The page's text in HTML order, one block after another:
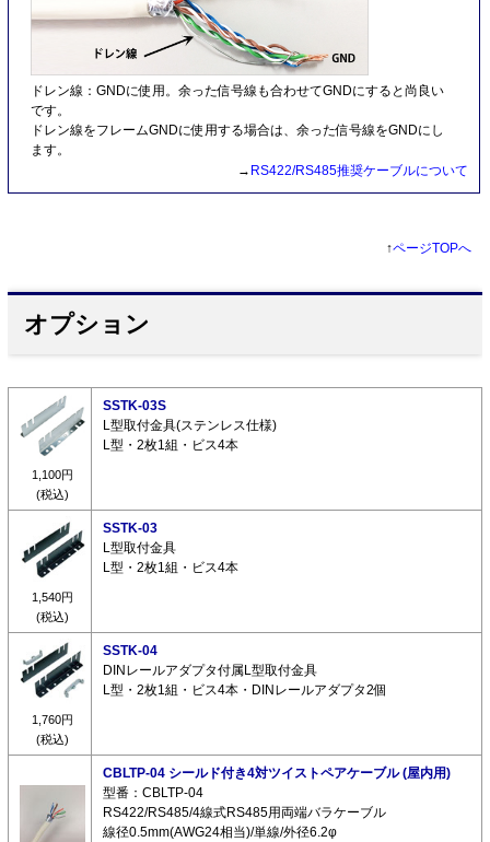
ドレン線：GNDに使用。余った信号線も合わせてGNDにすると尚良い
です。
ドレン線をフレームGNDに使用する場合は、余った信号線をGNDにし
ます。
→ RS422/RS485推奨ケーブルについて
↑ページTOPへ
オプション
1,100円
(税込)
SSTK-03S
L型取付金具(ステンレス仕様)
L型・2枚1組・ビス4本
1,540円
(税込)
SSTK-03
L型取付金具
L型・2枚1組・ビス4本
1,760円
(税込)
SSTK-04
DINレールアダプタ付属L型取付金具
L型・2枚1組・ビス4本・DINレールアダプタ2個
CBLTP-04 シールド付き4対ツイストペアケーブル (屋内用)
型番：CBLTP-04
RS422/RS485/4線式RS485用両端バラケーブル
線径0.5mm(AWG24相当)/単線/外径6.2φ